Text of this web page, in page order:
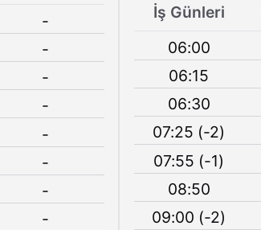
-
-
-
-
-
-
-
-
İş Günleri
06:00
06:15
06:30
07:25 (-2)
07:55 (-1)
08:50
09:00 (-2)